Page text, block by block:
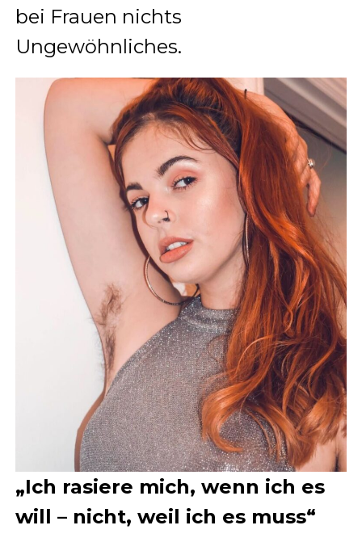
bei Frauen nichts
Ungewöhnliches.
„Ich rasiere mich, wenn ich es
will – nicht, weil ich es muss“